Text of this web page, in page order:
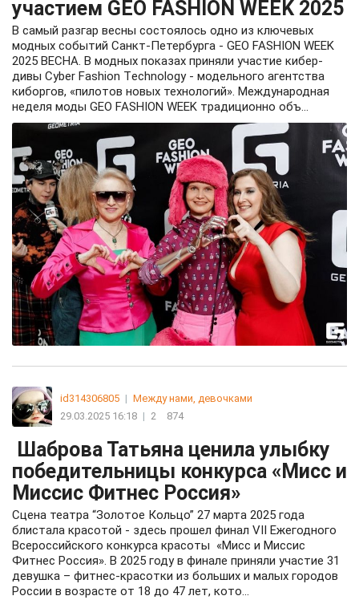
участием GEO FASHION WEEK 2025
В самый разгар весны состоялось одно из ключевых
модных событий Санкт-Петербурга - GEO FASHION WEEK
2025 BECHA. В модных показах приняли участие кибер-
дивы Cyber Fashion Tеchnology - модельного агентства
киборгов, «пилотов новых технологий». Международная
неделя моды GEO FASHION WEEK традиционно объ...
id314306805 | Между нами, девочками
29.03.2025 16:18 | 2 874
Шаброва Татьяна ценила улыбку
победительницы конкурса «Мисс и
Миссис Фитнес Россия»
Сцена театра “Золотое Кольцо” 27 марта 2025 года
блистала красотой - здесь прошел финал VII Ежегодного
Всероссийского конкурса красоты «Мисс и Миссис
Фитнес Россия». В 2025 году в финале приняли участие 31
девушка – фитнес-красотки из больших и малых городов
России в возрасте от 18 до 47 лет, кото...